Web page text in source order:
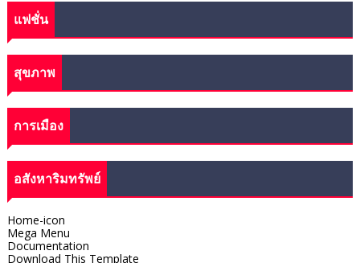
แฟชั่น
สุขภาพ
การเมือง
อสังหาริมทรัพย์
Home-icon
Mega Menu
Documentation
Download This Template